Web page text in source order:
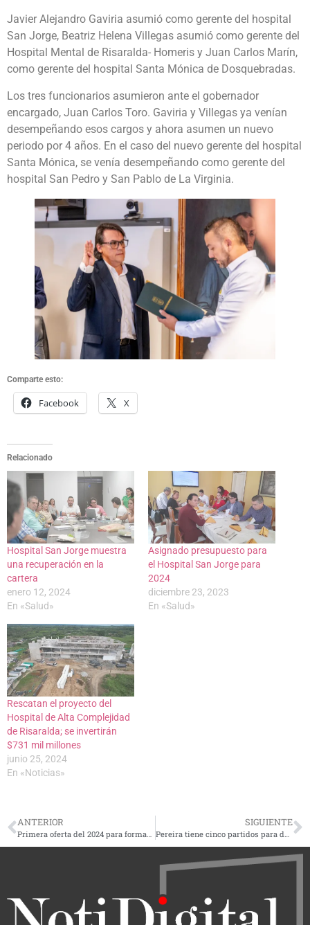
Javier Alejandro Gaviria asumió como gerente del hospital
San Jorge, Beatriz Helena Villegas asumió como gerente del
Hospital Mental de Risaralda- Homeris y Juan Carlos Marín,
como gerente del hospital Santa Mónica de Dosquebradas.
Los tres funcionarios asumieron ante el gobernador
encargado, Juan Carlos Toro. Gaviria y Villegas ya venían
desempeñando esos cargos y ahora asumen un nuevo
periodo por 4 años. En el caso del nuevo gerente del hospital
Santa Mónica, se venía desempeñando como gerente del
hospital San Pedro y San Pablo de La Virginia.
Comparte esto:
Facebook X
Relacionado
Hospital San Jorge muestra
una recuperación en la
cartera
enero 12, 2024
En «Salud»
Asignado presupuesto para
el Hospital San Jorge para
2024
diciembre 23, 2023
En «Salud»
Rescatan el proyecto del
Hospital de Alta Complejidad
de Risaralda; se invertirán
$731 mil millones
junio 25, 2024
En «Noticias»
ANTERIOR
Primera oferta del 2024 para formación virtual en el Sena
SIGUIENTE
Pereira tiene cinco partidos para definir su paso a los cuadrangulares